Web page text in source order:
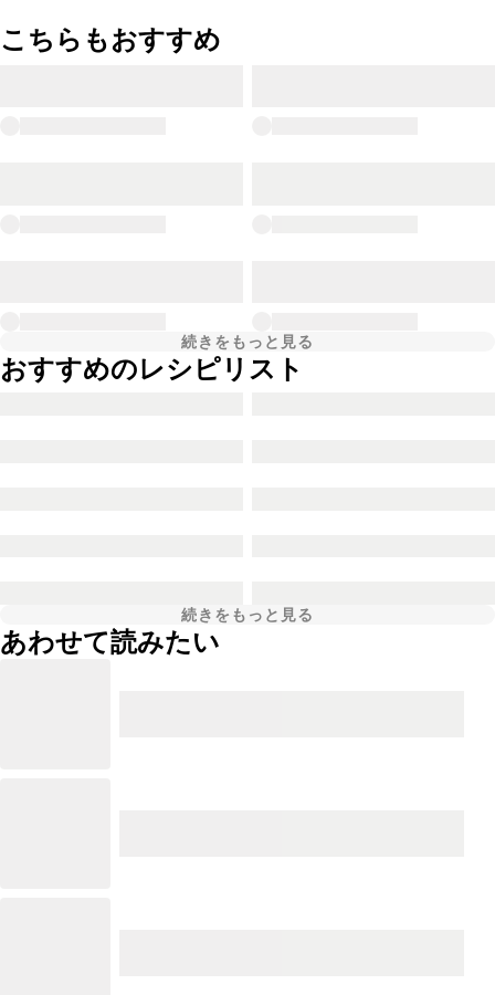
こちらもおすすめ
続きをもっと見る
おすすめのレシピリスト
続きをもっと見る
あわせて読みたい